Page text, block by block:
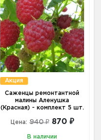
Акция
Саженцы ремонтантной
малины Аленушка
(Красная) - комплект 5 шт.
Цена: 940 ₽ 870 ₽
В наличии